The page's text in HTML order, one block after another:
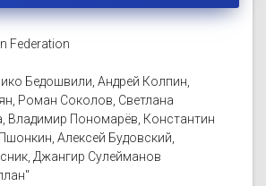
Federation
Бедошвили, Андрей Колпин,
Роман Соколов, Светлана
Владимир Пономарёв, Константин
Алексей Будовский,
Джангир Сулейманов